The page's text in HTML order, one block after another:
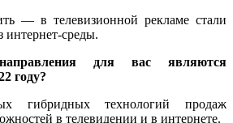
— в телевизионной рекламе стали
интернет-среды.
для вас являются
году?
гибридных технологий продаж
в телевидении и в интернете.